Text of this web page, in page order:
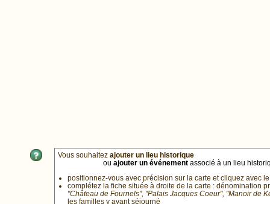
Vous souhaitez ajouter un lieu historique
ou ajouter un événement associé à un lieu
positionnez-vous avec précision sur la carte et cliquez avec
complétez la fiche située à droite de la carte : dénomination
"Château de Fournels", "Palais Jacques Coeur", "Manoir de
les familles y ayant séjourné